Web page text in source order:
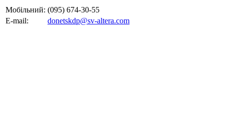
Мобільний: (095) 674-30-55
E-mail:
donetskdp@sv-altera.com